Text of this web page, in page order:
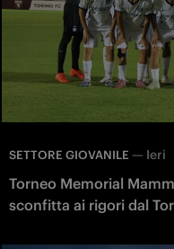
SETTORE GIOVANILE — Ieri
Torneo Memorial
sconfitta ai rigori dal